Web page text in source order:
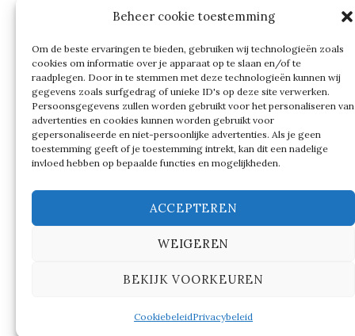
Beheer cookie toestemming
Om de beste ervaringen te bieden, gebruiken wij technologieën zoals
cookies om informatie over je apparaat op te slaan en/of te
raadplegen. Door in te stemmen met deze technologieën kunnen wij
gegevens zoals surfgedrag of unieke ID's op deze site verwerken.
Persoonsgegevens zullen worden gebruikt voor het personaliseren van
advertenties en cookies kunnen worden gebruikt voor
gepersonaliseerde en niet-persoonlijke advertenties. Als je geen
toestemming geeft of je toestemming intrekt, kan dit een nadelige
invloed hebben op bepaalde functies en mogelijkheden.
ACCEPTEREN
WEIGEREN
BEKIJK VOORKEUREN
CookiebeleidPrivacybeleid
Ondersteund doorWordPress |Thema:Graphy